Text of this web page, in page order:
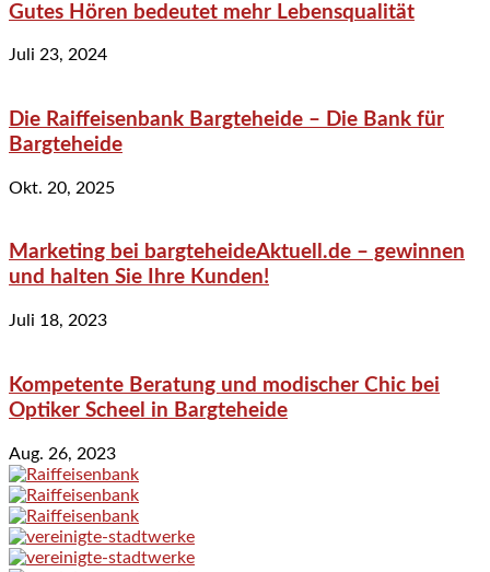
Gutes Hören bedeutet mehr Lebensqualität
Juli 23, 2024
Die Raiffeisenbank Bargteheide – Die Bank für
Bargteheide
Okt. 20, 2025
Marketing bei bargteheideAktuell.de – gewinnen
und halten Sie Ihre Kunden!
Juli 18, 2023
Kompetente Beratung und modischer Chic bei
Optiker Scheel in Bargteheide
Aug. 26, 2023